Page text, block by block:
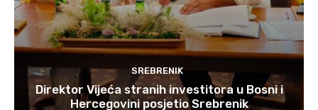
SREBRENIK
Direktor Vijeća stranih investitora u Bosni i
Hercegovini posjetio Srebrenik